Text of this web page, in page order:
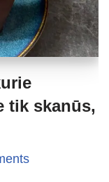
tik skanūs,